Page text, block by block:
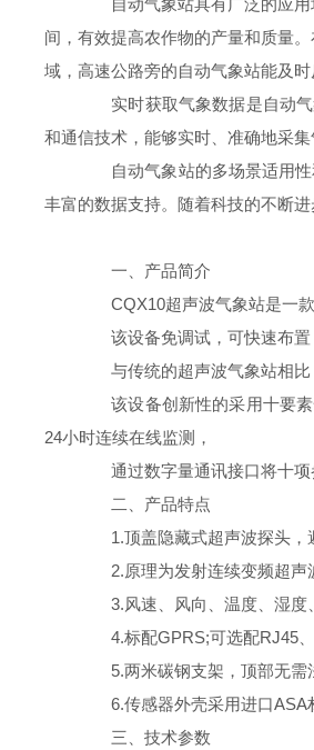
自动气象站具有广泛的应用
间，有效提高农作物的产量和质量
域，高速公路旁的自动气象站能及
实时获取气象数据是自动气
和通信技术，能够实时、准确地采
自动气象站的多场景适用性
丰富的数据支持。随着科技的不断
一、产品简介
CQX10超声波气象站是一款
该设备免调试，可快速布置
与传统的超声波气象站相比
该设备创新性的采用十要素
24小时连续在线监测，
通过数字量通讯接口将十项
二、产品特点
1.顶盖隐藏式超声波探头，
2.原理为发射连续变频超声
3.风速、风向、温度、湿度
4.标配GPRS;可选配RJ45、
5.两米碳钢支架，顶部无需
6.传感器外壳采用进口ASA
三、技术参数